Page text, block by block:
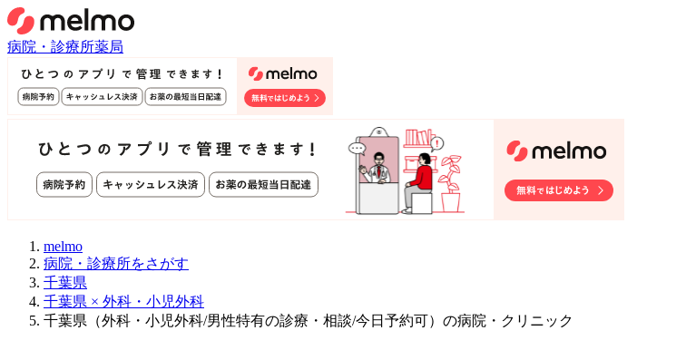
病院・診療所薬局
melmo
病院・診療所をさがす
千葉県
千葉県 × 外科・小児外科
千葉県（外科・小児外科/男性特有の診療・相談/今日予約可）の病院・クリニック